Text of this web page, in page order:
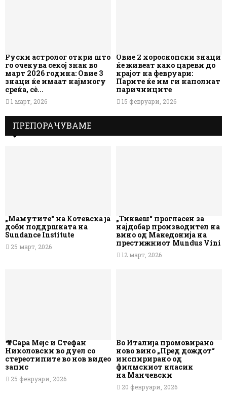
Руски астролог откри што
го очекува секој знак во
март 2026 година: Овие 3
знаци ќе имаат најмногу
среќа, сè...
1 март, 2026
Овие 2 хороскопски знаци
ќе живеат како цареви до
крајот на февруари:
Парите ќе им ги наполнат
паричниците
15 февруари, 2026
ПРЕПОРАЧУВАМЕ
„Мамутите“ на Котевска ја
доби поддршката на
Sundance Institute
25 март, 2026
„Тиквеш“ прогласен за
најдобар производител на
вино од Македонија на
престижниот Mundus Vini
12 март, 2026
🎥Сара Мејс и Стефан
Николовски во дуел со
стереотипите во нов видео
запис
25 февруари, 2026
Во Италија промовирано
ново вино „Пред дождот“
инспирирано од
филмскиот класик
на Манчевски
20 февруари, 2026